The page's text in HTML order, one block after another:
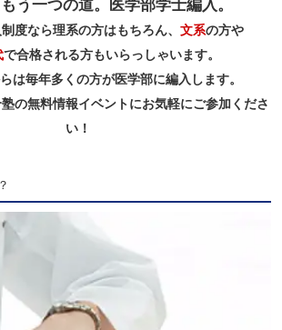
う一つの道。医学部学士編入。
度なら理系の方はもちろん、 文系の方や
で合格される方もいらっしゃいます。
は毎年多くの方が医学部に編入します。
の無料情報イベントにお気軽にご参加くださ
い！